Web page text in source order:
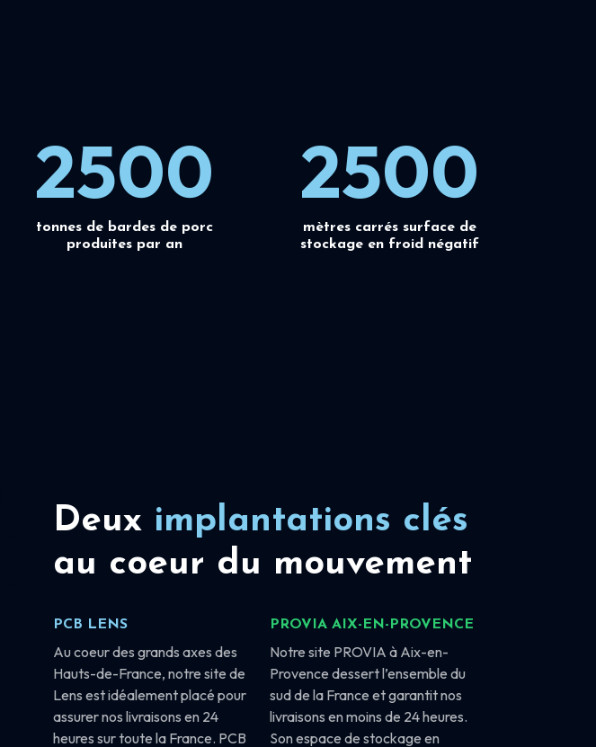
2500
tonnes de bardes de porc
produites par an
2500
mètres carrés surface de
stockage en froid négatif
Deux implantations clés
au coeur du mouvement
PCB LENS
Au coeur des grands axes des
Hauts-de-France, notre site de
Lens est idéalement placé pour
assurer nos livraisons en 24
heures sur toute la France. PCB
PROVIA AIX-EN-PROVENCE
Notre site PROVIA à Aix-en-
Provence dessert l’ensemble du
sud de la France et garantit nos
livraisons en moins de 24 heures.
Son espace de stockage en